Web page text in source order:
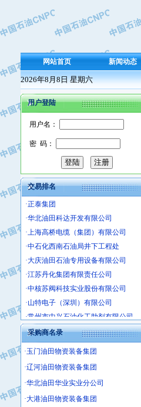
网站首页 新闻动态
2026年8月8日 星期六
用户登陆
用户名：
密 码：
交易排名
·保定北奥石油物探特种车辆制造有限
·盘锦辽河油田天意石油装备有限公司
·沧州市电气控制设备厂
·中船重工中南装备有限责任公司
·南石力天传动件有限公司
·浙江瑞普环境技术有限公司
·华北石油新大禹环保设备有限公司
·河北翼凌机械制造总厂
·萍乡市庞泰化工填料有限公司
·上海宝钢商贸有限公司
·辽河石油勘探局总机械厂
·正泰集团
·华北油田科达开发有限公司
·上海高桥电缆（集团）有限公司
·中石化西南石油局井下工程处
·大庆油田石油专用设备有限公司
·江苏丹化集团有限责任公司
·中核苏阀科技实业股份有限公司
·山特电子（深圳）有限公司
·常州市中兴石油化工助剂有限公司
·姜堰市三联助剂有限公司
·四川中光高技术研究所有限责任公司
·江苏天安防雷工程有限责任公司
·山东东营胜利工业园区
·自贡五洲防腐安装有限公司
·成都长江水处理设备有限公司
采购商名录
·玉门油田物资装备集团
·辽河油田物资装备集团
·华北油田华业实业分公司
·大港油田物资装备集团